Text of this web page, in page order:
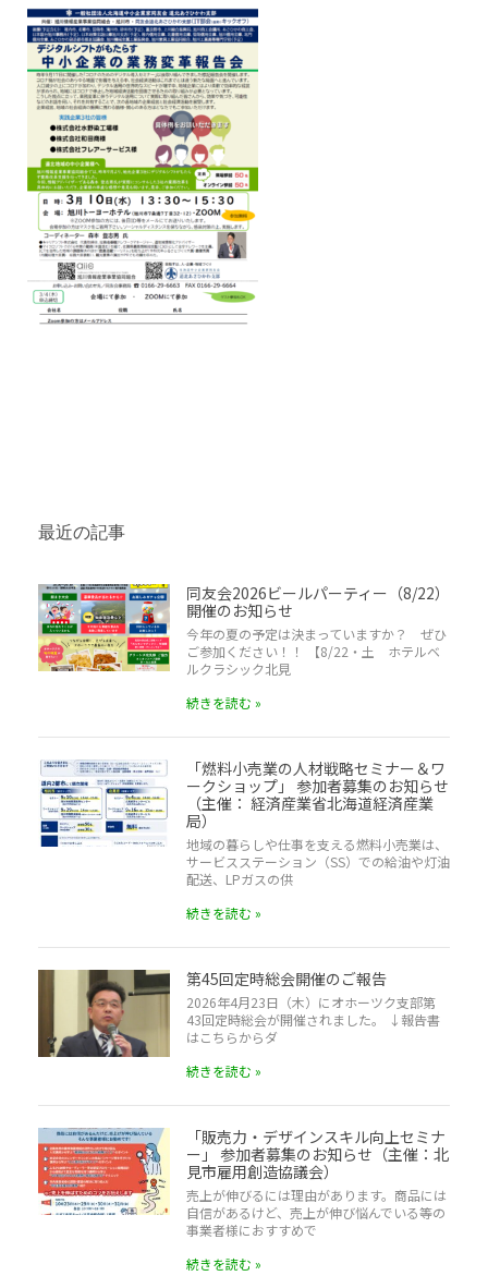
最近の記事
同友会2026ビールパーティー（8/22）
開催のお知らせ
今年の夏の予定は決まっていますか？ ぜひ
ご参加ください！！ 【8/22・土 ホテルベ
ルクラシック北見
続きを読む »
「燃料小売業の人材戦略セミナー＆ワ
ークショップ」 参加者募集のお知らせ
（主催： 経済産業省北海道経済産業
局）
地域の暮らしや仕事を支える燃料小売業は、
サービスステーション（SS）での給油や灯油
配送、LPガスの供
続きを読む »
第45回定時総会開催のご報告
2026年4月23日（木）にオホーツク支部第
43回定時総会が開催されました。 ↓報告書
はこちらからダ
続きを読む »
「販売力・デザインスキル向上セミナ
ー」 参加者募集のお知らせ（主催：北
見市雇用創造協議会）
売上が伸びるには理由があります。商品には
自信があるけど、売上が伸び悩んでいる等の
事業者様におすすめで
続きを読む »